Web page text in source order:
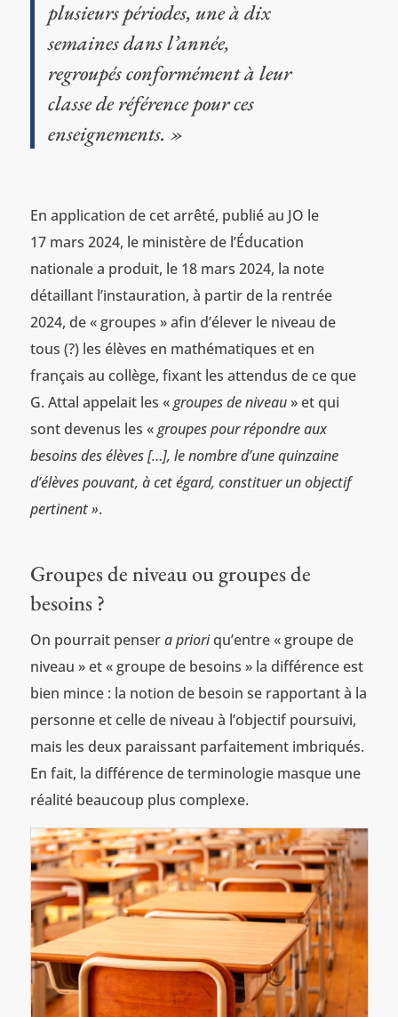
plusieurs périodes, une à dix
semaines dans l’année,
regroupés conformément à leur
classe de référence pour ces
enseignements. »
En application de cet arrêté, publié au JO le
17 mars 2024, le ministère de l’Éducation
nationale a produit, le 18 mars 2024, la note
détaillant l’instauration, à partir de la rentrée
2024, de « groupes » afin d’élever le niveau de
tous (?) les élèves en mathématiques et en
français au collège, fixant les attendus de ce que
G. Attal appelait les «groupes de niveau» et qui
sont devenus les «groupes pour répondre aux
besoins des élèves […], le nombre d’une quinzaine
d’élèves pouvant, à cet égard, constituer un objectif
pertinent ».
Groupes de niveau ou groupes de
besoins ?
On pourrait pensera prioriqu’entre « groupe de
niveau » et « groupe de besoins » la différence est
bien mince : la notion de besoin se rapportant à la
personne et celle de niveau à l’objectif poursuivi,
mais les deux paraissant parfaitement imbriqués.
En fait, la différence de terminologie masque une
réalité beaucoup plus complexe.